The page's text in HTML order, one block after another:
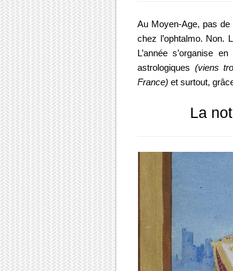
Au Moyen-Age, pas de
chez l’ophtalmo. Non.
L’année s’organise
astrologiques (viens
France) et surtout,
La